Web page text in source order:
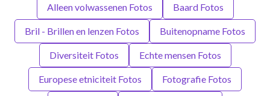
Alleen volwassenen Fotos Baard Fotos
Bril - Brillen en lenzen Fotos Buitenopname Fotos
Diversiteit Fotos Echte mensen Fotos
Europese etniciteit Fotos Fotografie Fotos